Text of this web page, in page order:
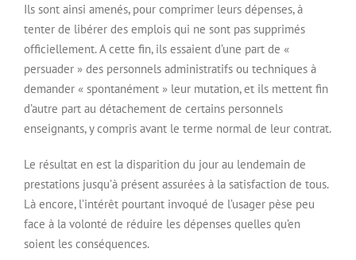
Ils sont ainsi amenés, pour comprimer leurs dépenses, à
tenter de libérer des emplois qui ne sont pas supprimés
officiellement. A cette fin, ils essaient d’une part de «
persuader » des personnels administratifs ou techniques à
demander « spontanément » leur mutation, et ils mettent fin
d’autre part au détachement de certains personnels
enseignants, y compris avant le terme normal de leur contrat.
Le résultat en est la disparition du jour au lendemain de
prestations jusqu’à présent assurées à la satisfaction de tous.
Là encore, l’intérêt pourtant invoqué de l’usager pèse peu
face à la volonté de réduire les dépenses quelles qu’en
soient les conséquences.